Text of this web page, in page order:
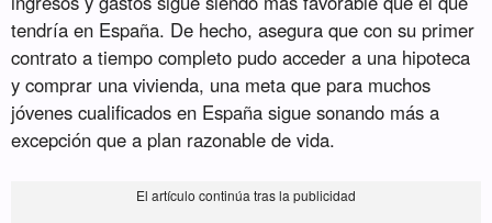
tendría en España. De hecho, asegura que con su primer
contrato a tiempo completo pudo acceder a una hipoteca
y comprar una vivienda, una meta que para muchos
jóvenes cualificados en España sigue sonando más a
excepción que a plan razonable de vida.